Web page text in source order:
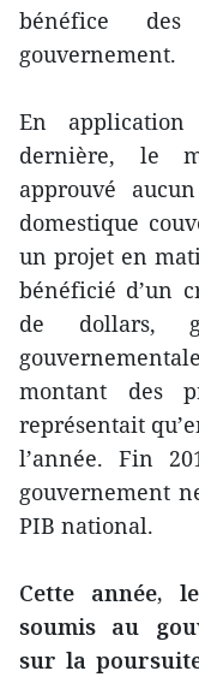
bénéfice
gouvernement.
En
dernière, le
approuvé
domestique
un projet en
bénéficié d’un
de dollars,
montant des
représentait
l’année. Fin
gouvernement
PIB national.
Cette année,
soumis au
sur la